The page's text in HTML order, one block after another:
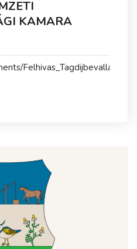
KAMARA
Felhivas_Tagdijbevallas.pdf